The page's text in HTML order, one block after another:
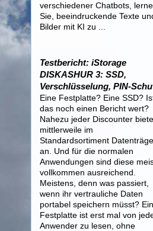
verschiedener Chatbots,
Sie, beeindruckende Texte
Bilder mit KI zu ...
Testbericht: iStorage
DISKASHUR 3: SSD,
Verschlüsselung, PIN-
Eine Festplatte? Eine SSD?
das noch einen Bericht wert?
Nahezu jeder Discounter
mittlerweile im
Standardsortiment
an. Und für die normalen
Anwendungen sind diese
vollkommen ausreichend.
Meistens, denn was passiert,
wenn ihr vertrauliche Daten
portabel speichern müsst?
Festplatte ist erst mal von
Anwender zu lesen, ohne